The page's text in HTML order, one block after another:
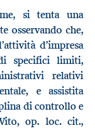
si tenta una
osservando che,
d’impresa
di specifici limiti,
relativi
e assistita
di controllo e
op. loc. cit.,